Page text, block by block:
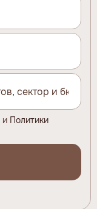
и Политики